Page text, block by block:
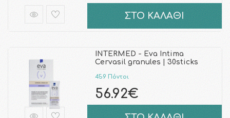
ΣΤΟ ΚΑΛΑΘΙ
INTERMED - Eva Intima
Cervasil granules | 30sticks
459 Πόντοι
56.92€